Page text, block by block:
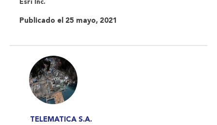
Esri Inc.
Publicado el 25 mayo, 2021
TELEMATICA S.A.